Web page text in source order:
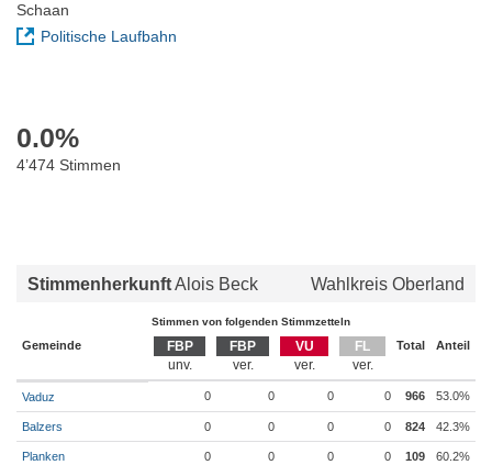
Schaan
Politische Laufbahn
0.0%
4’474 Stimmen
StimmenherkunftAlois Beck Wahlkreis Oberland
Stimmen von folgenden Stimmzetteln
Gemeinde FBP FBP VU FL Total Anteil
Vaduz 0 0 0 0 966 53.0%
Balzers 0 0 0 0 824 42.3%
Planken 0 0 0 0 109 60.2%